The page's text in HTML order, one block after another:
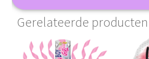
Gerelateerde producten